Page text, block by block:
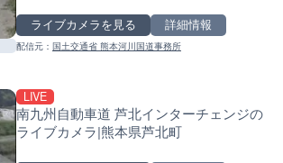
ライブカメラを見る 詳細情報
配信元： 国土交通省 熊本河川国道事務所
LIVE
南九州自動車道 芦北インターチェンジの
ライブカメラ|熊本県芦北町